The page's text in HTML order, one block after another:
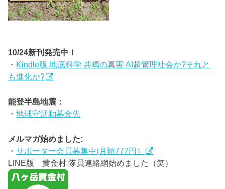
10/24新刊発売中！
・ Kindle版 地底科学 共鳴の真実 AI超管理社会か?それと
も進化か?
能登半島地震：
・地球守活動募金先
メルマガ始めました:
・サポーター会員募集中(月額777円）
LINE版 黄金村 隊員連絡網始めました（笑）